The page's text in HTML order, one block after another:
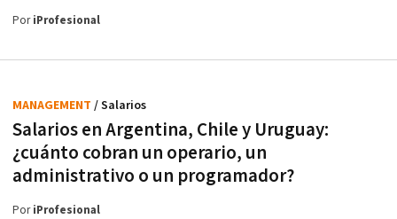
PoriProfesional
Salarios en Argentina, Chile y Uruguay:
¿cuánto cobran un operario, un
administrativo o un programador?
MANAGEMENT / Salarios
PoriProfesional